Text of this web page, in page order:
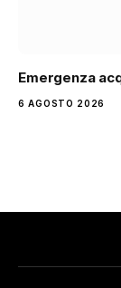
Emergenza
6 AGOSTO 2026